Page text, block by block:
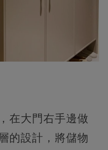
在大門右手邊做
的設計，將儲物